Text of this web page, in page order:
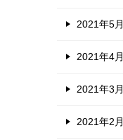
2021年5月
2021年4月
2021年3月
2021年2月